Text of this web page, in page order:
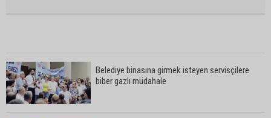
Belediye binasına girmek isteyen servisçilere
biber gazlı müdahale